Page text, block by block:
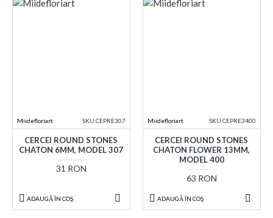
Miidefloriart SKU CEPRE307
CERCEI ROUND STONES
CHATON 6MM, MODEL 307
31 RON
ADAUGĂ ÎN COŞ
Miidefloriart SKU CEPRE3400
CERCEI ROUND STONES
CHATON FLOWER 13MM,
MODEL 400
63 RON
ADAUGĂ ÎN COŞ